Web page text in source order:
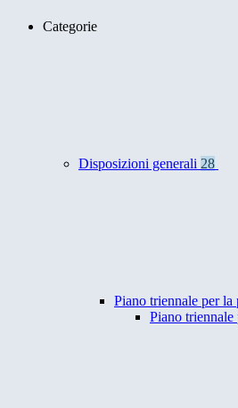
Categorie
Disposizioni generali 28
Piano triennale per la
Piano